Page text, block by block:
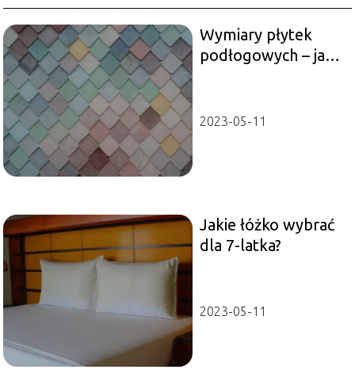
Wymiary płytek
podłogowych – jak
2023-05-11
Jakie łóżko wybrać
dla 7-latka?
2023-05-11